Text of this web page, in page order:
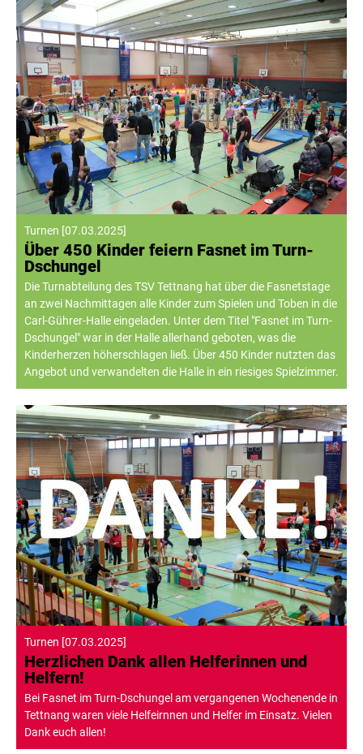
Turnen [07.03.2025]
Über 450 Kinder feiern Fasnet im Turn-
Dschungel
Die Turnabteilung des TSV Tettnang hat über die Fasnetstage
an zwei Nachmittagen alle Kinder zum Spielen und Toben in die
Carl-Gührer-Halle eingeladen. Unter dem Titel "Fasnet im Turn-
Dschungel" war in der Halle allerhand geboten, was die
Kinderherzen höherschlagen ließ. Über 450 Kinder nutzten das
Angebot und verwandelten die Halle in ein riesiges Spielzimmer.
Turnen [07.03.2025]
Herzlichen Dank allen Helferinnen und
Helfern!
Bei Fasnet im Turn-Dschungel am vergangenen Wochenende in
Tettnang waren viele Helfeirnnen und Helfer im Einsatz. Vielen
Dank euch allen!